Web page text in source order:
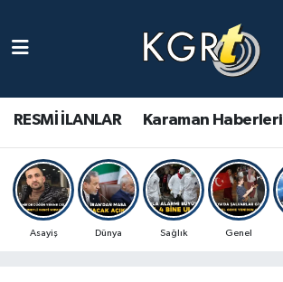
RESMİ İLANLAR Karaman Haberleri
Asayiş Dünya Sağlık Genel
Gündem Haberleri
Güncel Haberler
Spor Haberleri